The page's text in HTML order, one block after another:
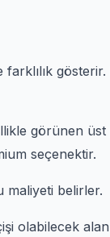
görünen
seçenektir.
maliyeti belirler.
olabilecek